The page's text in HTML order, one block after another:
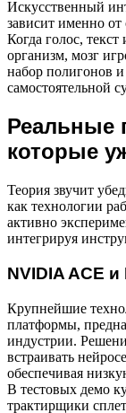
Искусственный
зависит именно
Когда голос,
организм, мозг
набор полигонов и
самостоятельной
Реальные
которые
Теория звучит
как технологии
активно
интегрируя
NVIDIA ACE
Крупнейшие
платформы,
индустрии.
встраивать
обеспечивая
В тестовых демо
трактирщики